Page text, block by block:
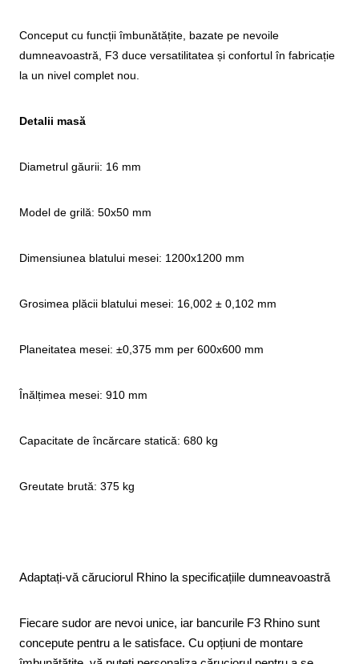
Conceput cu funcții îmbunătățite, bazate pe nevoile
dumneavoastră, F3 duce versatilitatea și confortul în fabricație
la un nivel complet nou.
Detalii masă
Diametrul găurii: 16 mm
Model de grilă: 50x50 mm
Dimensiunea blatului mesei: 1200x1200 mm
Grosimea plăcii blatului mesei: 16,002 ± 0,102 mm
Planeitatea mesei: ±0,375 mm per 600x600 mm
Înălțimea mesei: 910 mm
Capacitate de încărcare statică: 680 kg
Greutate brută: 375 kg
Adaptați-vă căruciorul Rhino la specificațiile dumneavoastră
Fiecare sudor are nevoi unice, iar bancurile F3 Rhino sunt
concepute pentru a le satisface. Cu opțiuni de montare